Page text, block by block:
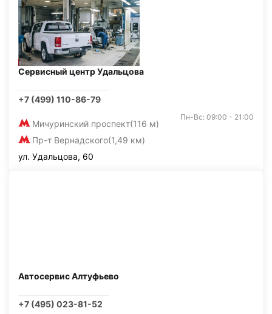
Сервисный центр Удальцова
+7 (499) 110-86-79
Мичуринский проспект(116 м)
Пр-т Вернадского(1,49 км)
Пн-Вс: 09:00 - 21:00
ул. Удальцова, 60
Автосервис Алтуфьево
+7 (495) 023-81-52